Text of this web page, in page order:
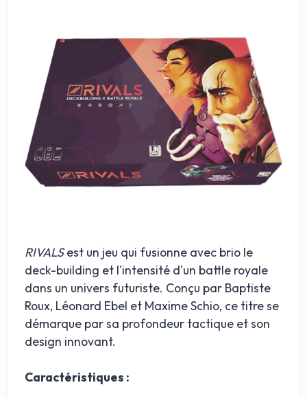
RIVALSest un jeu qui fusionne avec brio le
deck-building et l'intensité d'un battle royale
dans un univers futuriste. Conçu par Baptiste
Roux, Léonard Ebel et Maxime Schio, ce titre se
démarque par sa profondeur tactique et son
design innovant.
Caractéristiques :